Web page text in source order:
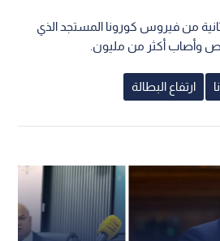
ثانية من فيروس كورونا المستجد الذي
ارتفاع البطالة